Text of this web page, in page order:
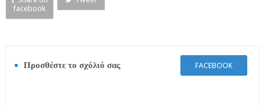
facebook
Προσθέστε το σχόλιό σας FACEBOOK